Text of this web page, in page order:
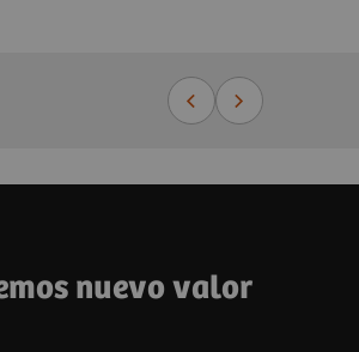
nuevo valor